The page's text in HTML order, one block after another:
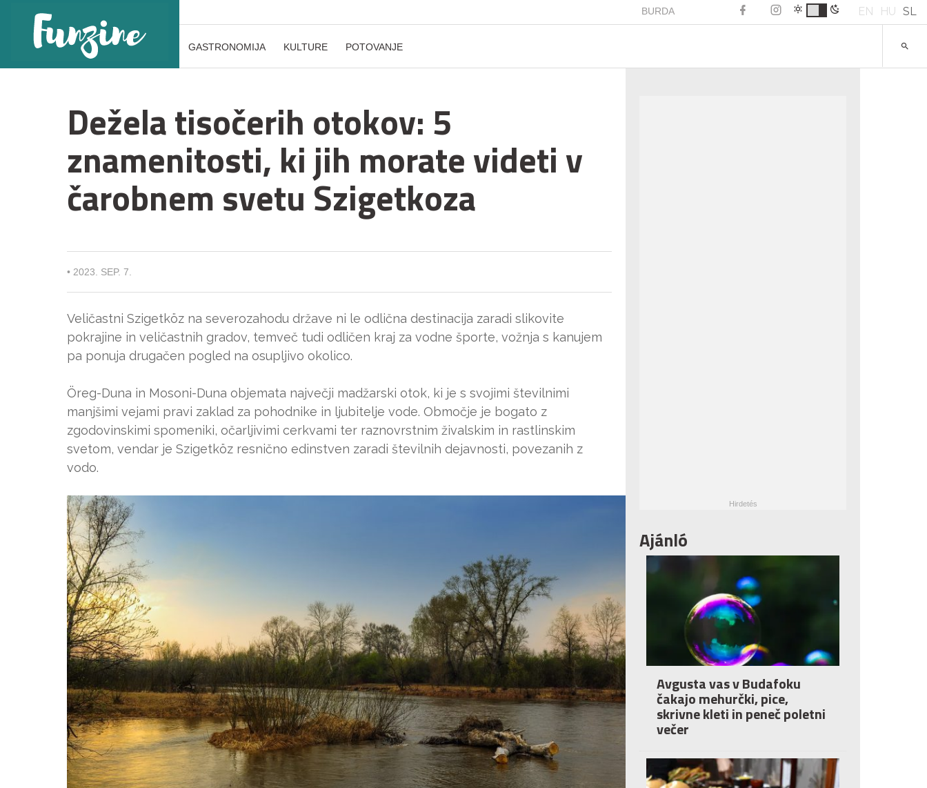
BURDA EN HU SL
GASTRONOMIJA KULTURE POTOVANJE
Dežela tisočerih otokov: 5
znamenitosti, ki jih morate videti v
čarobnem svetu Szigetkoza
• 2023. SEP. 7.
Veličastni Szigetköz na severozahodu države ni le odlična destinacija zaradi slikovite
pokrajine in veličastnih gradov, temveč tudi odličen kraj za vodne športe, vožnja s kanujem
pa ponuja drugačen pogled na osupljivo okolico.
Öreg-Duna in Mosoni-Duna objemata največji madžarski otok, ki je s svojimi številnimi
manjšimi vejami pravi zaklad za pohodnike in ljubitelje vode. Območje je bogato z
zgodovinskimi spomeniki, očarljivimi cerkvami ter raznovrstnim živalskim in rastlinskim
svetom, vendar je Szigetköz resnično edinstven zaradi številnih dejavnosti, povezanih z
vodo.
Ajánló
Avgusta vas v Budafoku
čakajo mehurčki, pice,
skrivne kleti in peneč poletni
večer